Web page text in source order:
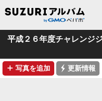
➕ 写真を追加 ⚡ 更新情報